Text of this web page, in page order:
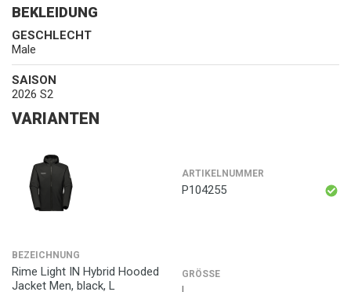
BEKLEIDUNG
GESCHLECHT
Male
SAISON
2026 S2
VARIANTEN
ARTIKELNUMMER
P104255
BEZEICHNUNG
Rime Light IN Hybrid Hooded
Jacket Men, black, L
GRÖSSE